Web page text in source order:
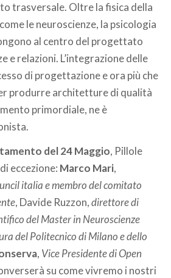
trasversale. Oltre la fisica della
le neuroscienze, la psicologia
al centro del progettato
e relazioni. L’integrazione delle
di progettazione e ora più che
produrre architetture di qualità
primordiale, ne è
del 24 Maggio, Pillole
eccezione: Marco Mari,
italia e membro del comitato
, Davide Ruzzon,direttore di
del Master in Neuroscienze
del Politecnico di Milano e dello
, Vice Presidente di Open
su come vivremo i nostri